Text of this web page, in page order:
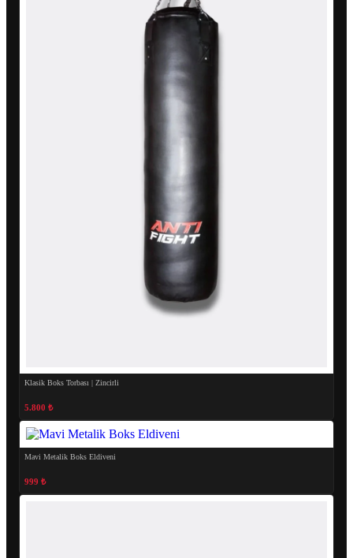
Klasik Boks Torbası | Zincirli
5.800 ₺
Mavi Metalik Boks Eldiveni
999 ₺